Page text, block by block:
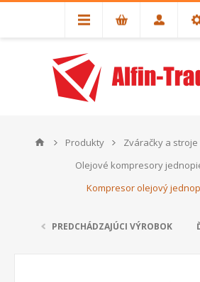
Produkty Zváračky a stroje
Olejové kompresory
Kompresor olejový
PREDCHÁDZAJÚCI VÝROBOK